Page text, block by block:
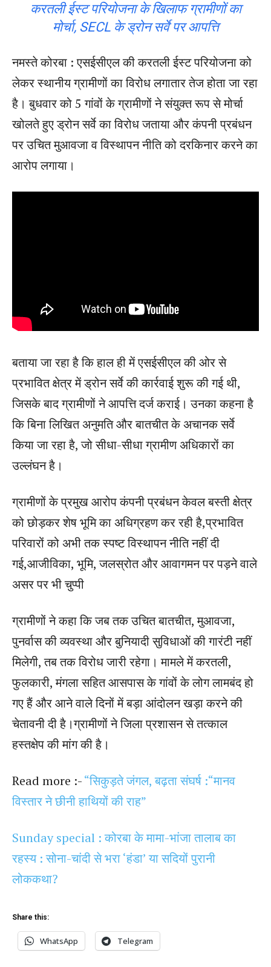
करतली ईस्ट परियोजना के खिलाफ ग्रामीणों का
मोर्चा, SECL के ड्रोन सर्वे पर आपत्ति
नमस्ते कोरबा : एसईसीएल की करतली ईस्ट परियोजना को
लेकर स्थानीय ग्रामीणों का विरोध लगातार तेज होता जा रहा
है। बुधवार को 5 गांवों के ग्रामीणों ने संयुक्त रूप से मोर्चा
खोलते हुए ड्रोन सर्वे का विरोध जताया और कंपनी प्रबंधन
पर उचित मुआवजा व विस्थापन नीति को दरकिनार करने का
आरोप लगाया।
बताया जा रहा है कि हाल ही में एसईसीएल की ओर से
प्रभावित क्षेत्र में ड्रोन सर्वे की कार्रवाई शुरू की गई थी,
जिसके बाद ग्रामीणों ने आपत्ति दर्ज कराई। उनका कहना है
कि बिना लिखित अनुमति और बातचीत के अचानक सर्वे
किया जा रहा है, जो सीधा-सीधा ग्रामीण अधिकारों का
उल्लंघन है।
ग्रामीणों के प्रमुख आरोप कंपनी प्रबंधन केवल बस्ती क्षेत्र
को छोड़कर शेष भूमि का अधिग्रहण कर रही है,प्रभावित
परिवारों को अभी तक स्पष्ट विस्थापन नीति नहीं दी
गई,आजीविका, भूमि, जलस्रोत और आवागमन पर पड़ने वाले
असर पर भी चुप्पी
ग्रामीणों ने कहा कि जब तक उचित बातचीत, मुआवजा,
पुनर्वास की व्यवस्था और बुनियादी सुविधाओं की गारंटी नहीं
मिलेगी, तब तक विरोध जारी रहेगा। मामले में करतली,
फुलकारी, मंगला सहित आसपास के गांवों के लोग लामबंद हो
गए हैं और आने वाले दिनों में बड़ा आंदोलन खड़ा करने की
चेतावनी दी है।ग्रामीणों ने जिला प्रशासन से तत्काल
हस्तक्षेप की मांग की है।
Read more :-“सिकुड़ते जंगल, बढ़ता संघर्ष :“मानव
विस्तार ने छीनी हाथियों की राह”
Sunday special : कोरबा के मामा-भांजा तालाब का
रहस्य : सोना-चांदी से भरा ‘हंडा’ या सदियों पुरानी
लोककथा?
Share this:
WhatsApp Telegram